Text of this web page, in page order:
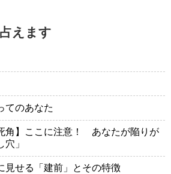
えます
てのあなた
角】ここに注意！ あなたが陥りが
」
見せる「建前」とその特徴